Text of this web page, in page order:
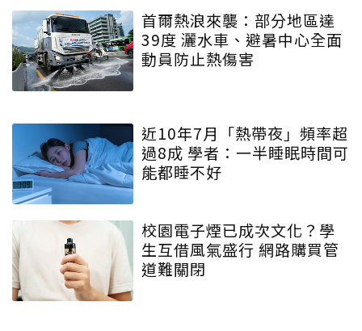
首爾熱浪來襲：部分地區達
39度 灑水車、避暑中心全面
動員防止熱傷害
近10年7月「熱帶夜」頻率超
過8成 學者：一半睡眠時間可
能都睡不好
校園電子煙已成次文化？學
生互借風氣盛行 網路購買管
道難關閉